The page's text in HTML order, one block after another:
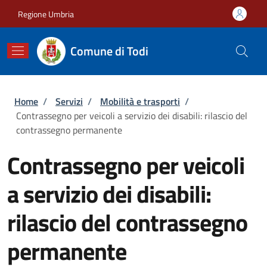
Regione Umbria
Comune di Todi
Briciole di pane
Home / Servizi / Mobilità e trasporti /
Contrassegno per veicoli a servizio dei disabili: rilascio del
contrassegno permanente
Contrassegno per veicoli
a servizio dei disabili:
rilascio del contrassegno
permanente